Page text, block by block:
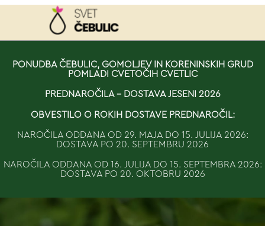
VAŠA KOŠARICA JE
PONUDBA ČEBULIC, GOMOLJEV IN KORENINSKIH GRUD
POMLADI CVETOČIH CVETLIC
PREDNAROČILA - DOSTAVA JESENI 2026
OBVESTILO O ROKIH DOSTAVE PREDNAROČIL:
NAROČILA ODDANA OD 29. MAJA DO 15. JULIJA 2026:
DOSTAVA PO 20. SEPTEMBRU 2026
NAROČILA ODDANA OD 16. JULIJA DO 15. SEPTEMBRA 2026:
DOSTAVA PO 20. OKTOBRU 2026